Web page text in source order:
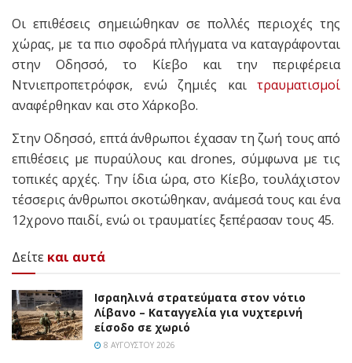
Οι επιθέσεις σημειώθηκαν σε πολλές περιοχές της
χώρας, με τα πιο σφοδρά πλήγματα να καταγράφονται
στην Οδησσό, το Κίεβο και την περιφέρεια
Ντνιεπροπετρόφσκ, ενώ ζημιές και τραυματισμοί
αναφέρθηκαν και στο Χάρκοβο.
Στην Οδησσό, επτά άνθρωποι έχασαν τη ζωή τους από
επιθέσεις με πυραύλους και drones, σύμφωνα με τις
τοπικές αρχές. Την ίδια ώρα, στο Κίεβο, τουλάχιστον
τέσσερις άνθρωποι σκοτώθηκαν, ανάμεσά τους και ένα
12χρονο παιδί, ενώ οι τραυματίες ξεπέρασαν τους 45.
Δείτε και αυτά
Ισραηλινά στρατεύματα στον νότιο
Λίβανο – Καταγγελία για νυχτερινή
είσοδο σε χωριό
8 ΑΥΓΟΎΣΤΟΥ 2026